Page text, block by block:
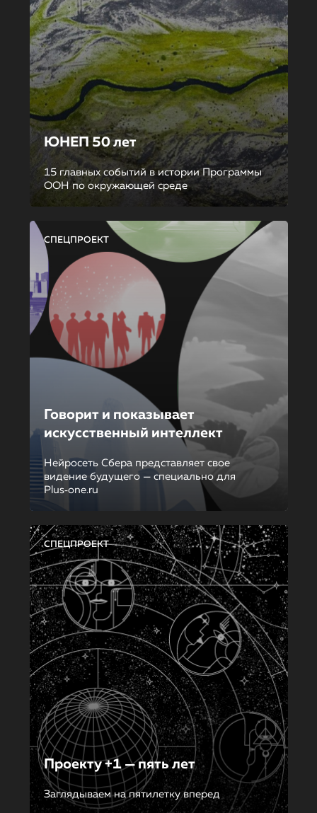
ЮНЕП 50 лет
15 главных событий в истории Программы
ООН по окружающей среде
СПЕЦПРОЕКТ
Говорит и показывает
искусственный интеллект
Нейросеть Сбера представляет свое
видение будущего — специально для
Plus‑one.ru
СПЕЦПРОЕКТ
Проекту +1 — пять лет
Заглядываем на пятилетку вперед